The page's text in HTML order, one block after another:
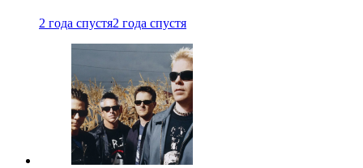
2 года спустя2 года спустя